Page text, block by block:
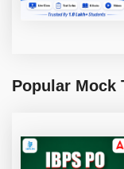
Popular Mock